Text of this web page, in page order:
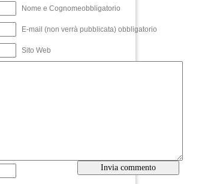
Nome e Cognomeobbligatorio
E-mail (non verrà pubblicata) obbligatorio
Sito Web